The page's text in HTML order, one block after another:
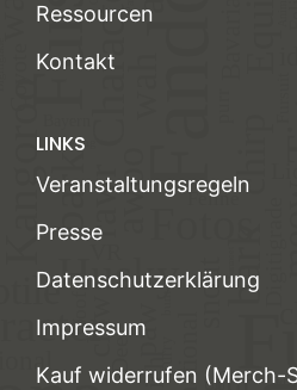
Ressourcen
Kontakt
LINKS
Veranstaltungsregeln
Presse
Datenschutzerklärung
Impressum
Kauf widerrufen (Merch-